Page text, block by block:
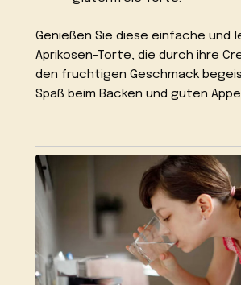
Genießen Sie diese einfache und
Aprikosen-Torte, die durch ihre
den fruchtigen Geschmack
Spaß beim Backen und guten